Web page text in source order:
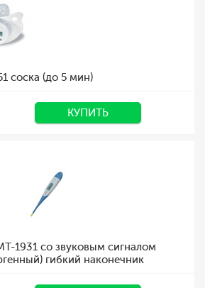
соска (до 5 мин)
КУПИТЬ
1931 со звуковым сигналом
гибкий наконечник